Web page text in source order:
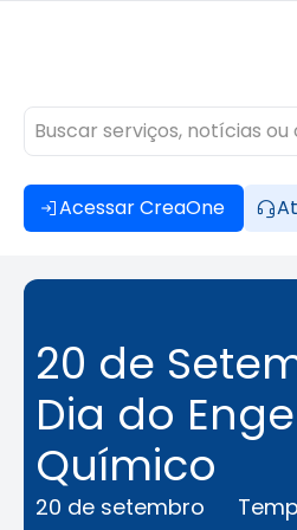
Acessar CreaOne
20 de
Dia do
Químico
20 de setembro